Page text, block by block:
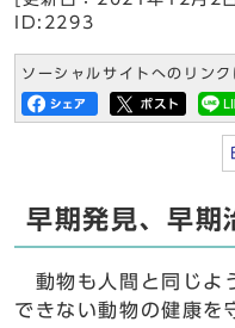
ID:2293
ソーシャルサイトへのリン
早期発見、早期
動物も人間と同じよ
できない動物の健康を